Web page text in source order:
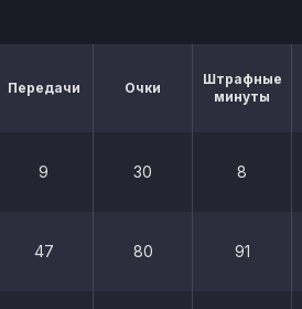
Передачи Очки
Штрафные
минуты
9 30 8
47 80 91